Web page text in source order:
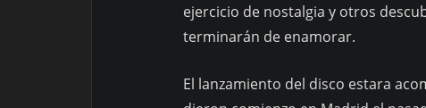
ejercicio de nostalgia y otros
terminarán de enamorar.
El lanzamiento del disco estara